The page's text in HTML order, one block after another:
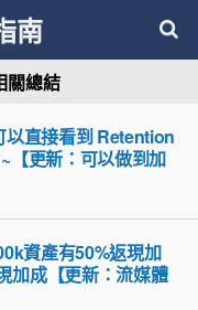
南
關總結
直接看到 Retention
【更新：可以做到加
資產有50%返現加
加成【更新：流媒體